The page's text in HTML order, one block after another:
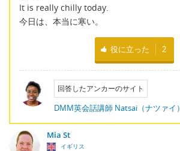
It is really chilly today.
今日は、本当に寒い。
役に立った 2
回答したアンカーのサイト
DMM英会話講師 Natsai（ナツァイ）
Mia St
イギリス